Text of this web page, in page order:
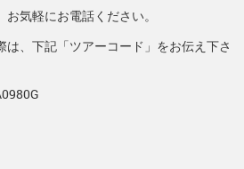
お気軽にお電話ください。
は、下記「ツアーコード」をお伝え下さ